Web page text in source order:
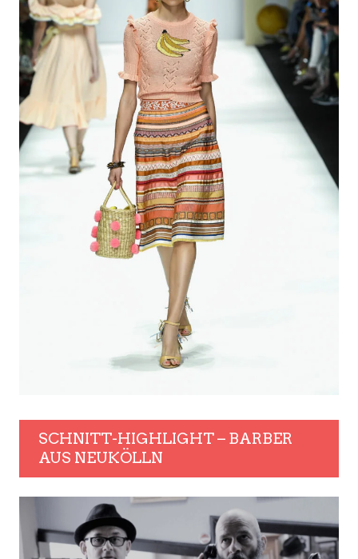
SCHNITT-HIGHLIGHT – BARBER
AUS NEUKÖLLN